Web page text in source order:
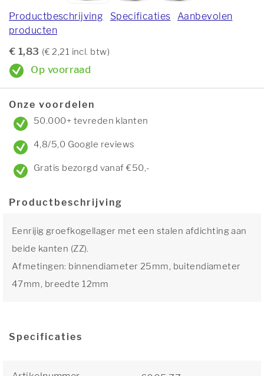
Productbeschrijving Specificaties
Aanbevolen
producten
€ 1,83 (€ 2,21 incl. btw)
Op voorraad
Onze voordelen
50.000+ tevreden klanten
4,8/5,0 Google reviews
Gratis bezorgd vanaf €50,-
Productbeschrijving
Eenrijig groefkogellager met een stalen afdichting aan
beide kanten (ZZ).
Afmetingen: binnendiameter 25mm, buitendiameter
47mm, breedte 12mm
Specificaties